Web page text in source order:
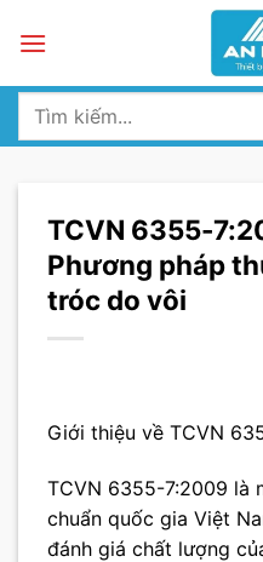
Tìm
TCVN 6355-
Phương pháp
tróc do vôi
Giới thiệu về TCVN
TCVN 6355-7:2009 là
chuẩn quốc gia Việt
đánh giá chất lượng